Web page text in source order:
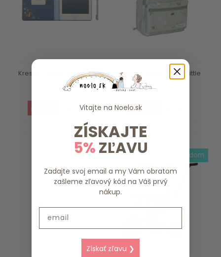
Kresliaci tablet Blue Forest
Friends ...
15.79 €
Detský batoh Farma Little
3-4 dni skladom
Vitajte na Noelo.sk
ZÍSKAJTE
5%ZĽAVU
Zadajte svoj email a my Vám obratom
zašleme zľavový kód na Váš prvý
nákup.
Získať zľavu ❯